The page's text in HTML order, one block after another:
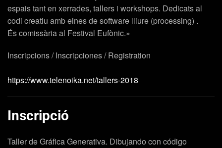
espais tant en xerrades, tallers i workshops. Dedicats al
codi creatiu amb eines de software lliure (processing) .
És comissària al Festival Eufònic.»
Inscripcions / Inscripciones / Registration
https://www.telenoika.net/tallers-2018
Inscripció
Taller de Gráfica Generativa. Dibujando con código